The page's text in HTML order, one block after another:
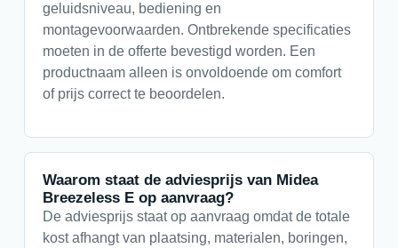
geluidsniveau, bediening en
montagevoorwaarden. Ontbrekende specificaties
moeten in de offerte bevestigd worden. Een
productnaam alleen is onvoldoende om comfort
of prijs correct te beoordelen.
Waarom staat de adviesprijs van Midea
Breezeless E op aanvraag?
De adviesprijs staat op aanvraag omdat de totale
kost afhangt van plaatsing, materialen, boringen,